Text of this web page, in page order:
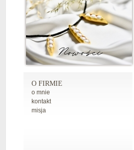
O FIRMIE
o mnie
kontakt
misja